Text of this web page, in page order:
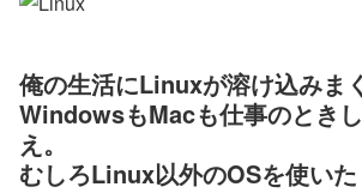
俺の生活にLinuxが溶け込みま
WindowsもMacも仕事のとき
え。
むしろLinux以外のOSを使い